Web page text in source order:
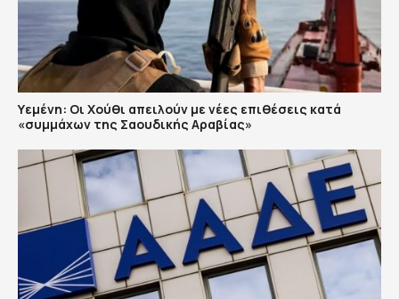
Υεμένη: Οι Χούθι απειλούν με νέες επιθέσεις κατά
«συμμάχων της Σαουδικής Αραβίας»